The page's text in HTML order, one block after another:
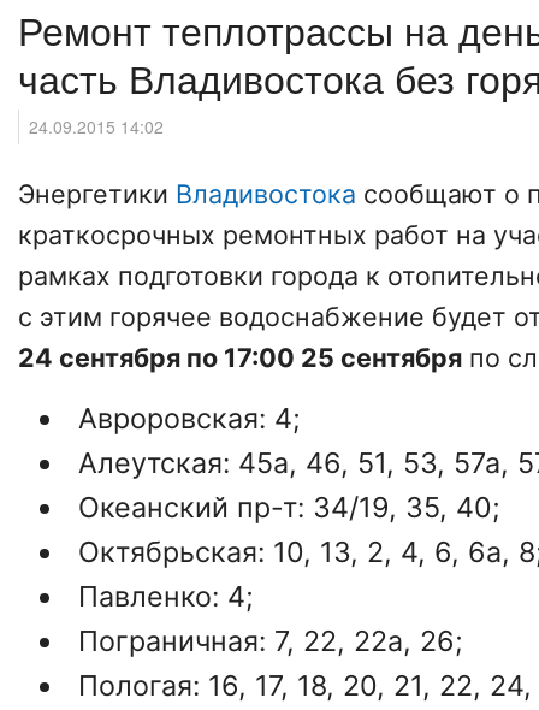
Ремонт теплотрассы на
часть Владивостока без
24.09.2015 14:02
Энергетики Владивостока сообщают о
краткосрочных ремонтных работ на
рамках подготовки города к
с этим горячее водоснабжение будет
24 сентября по 17:00 25 сентября по
Авроровская: 4;
Алеутская: 45а, 46, 51, 53, 57а,
Океанский пр-т: 34/19, 35, 40;
Октябрьская: 10, 13, 2, 4, 6, 6а,
Павленко: 4;
Пограничная: 7, 22, 22а, 26;
Пологая: 16, 17, 18, 20, 21, 22,